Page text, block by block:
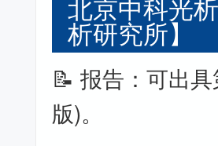
析研究所】
📝 报告：可出
版)。